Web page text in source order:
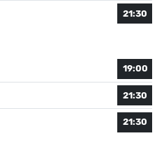
21:30
19:00
21:30
21:30